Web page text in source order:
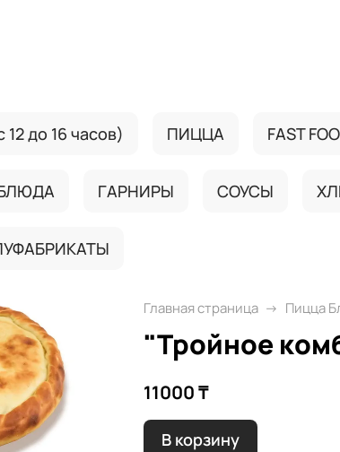
до 16 часов) ПИЦЦА FAST
ГАРНИРЫ СОУСЫ
Главная страница Пицца
"Тройное
11000 ₸
В корзину